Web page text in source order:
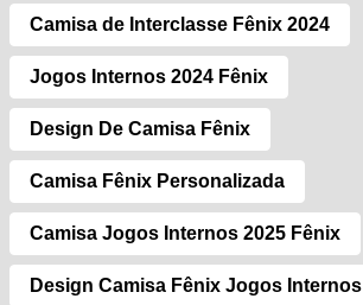
Camisa de Interclasse Fênix 2024
Jogos Internos 2024 Fênix
Design De Camisa Fênix
Camisa Fênix Personalizada
Camisa Jogos Internos 2025 Fênix
Design Camisa Fênix Jogos Internos